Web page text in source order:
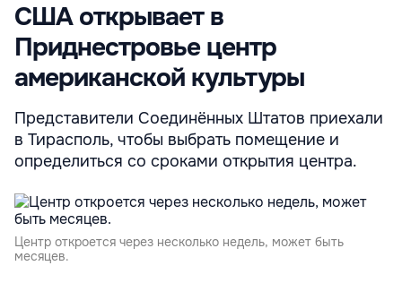
США открывает в
Приднестровье центр
американской культуры
Представители Соединённых Штатов приехали
в Тирасполь, чтобы выбрать помещение и
определиться со сроками открытия центра.
Центр откроется через несколько недель, может быть
месяцев.